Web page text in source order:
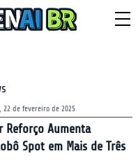
22 de fevereiro de 2025
Reforço Aumenta
Spot em Mais de Três